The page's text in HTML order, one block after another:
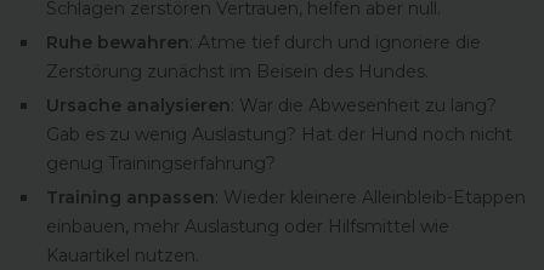
Schlagen zerstören Vertrauen, helfen aber null.
Ruhe bewahren: Atme tief durch und ignoriere die
Zerstörung zunächst im Beisein des Hundes.
Ursache analysieren: War die Abwesenheit zu lang?
Gab es zu wenig Auslastung? Hat der Hund noch nicht
genug Trainingserfahrung?
Training anpassen: Wieder kleinere Alleinbleib-Etappen
einbauen, mehr Auslastung oder Hilfsmittel wie
Kauartikel nutzen.